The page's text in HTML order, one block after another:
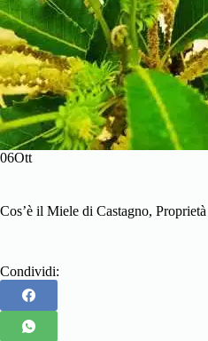
06Ott
Cos’è il Miele di Castagno,
Condividi: